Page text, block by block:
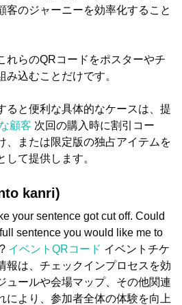
客のジャーニーを効率化すること
れらのQRコードをポスターやチ
込むことだけです。
ると便利な具体的なケースは、提
顧客 次回の購入時に割引コー
、または限定版の独占アイテムを
して提供します。
kanri)
your sentence got cut off. Could
sentence you would like me to
イベントQRコード イベントチケ
報は、チェックインプロセスを効
ュールや会場マップ、その他関連
により、参加者全体の体験を向上